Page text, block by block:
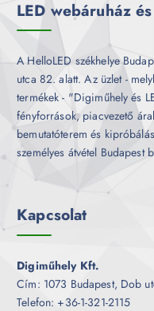
LED webáruház
A HelloLED székhelye
utca 82. alatt. Az üzlet -
termékek - "Digiműhely és
fényforrások, piacvezető
bemutatóterem és
személyes átvétel Budapest
Kapcsolat
Digiműhely Kft.
Cím: 1073 Budapest, Dob
Telefon: +36-1-321-2115